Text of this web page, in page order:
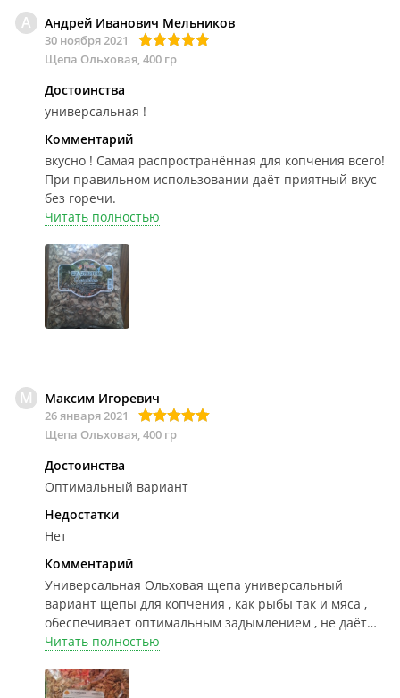
А Андрей Иванович Мельников
30 ноября 2021
Щепа Ольховая, 400 гр
Достоинства
универсальная !
Комментарий
вкусно ! Самая распространённая для копчения всего!
При правильном использовании даёт приятный вкус
без горечи.
Читать полностью
М Максим Игоревич
26 января 2021
Щепа Ольховая, 400 гр
Достоинства
Оптимальный вариант
Недостатки
Нет
Комментарий
Универсальная Ольховая щепа универсальный
вариант щепы для копчения , как рыбы так и мяса ,
обеспечивает оптимальным задымлением , не даёт
никакой горечи вашим деликатесам !
Читать полностью